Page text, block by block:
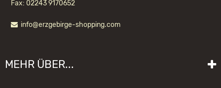
Fax: 02243 9170652
info@erzgebirge-shopping.com
MEHR ÜBER...